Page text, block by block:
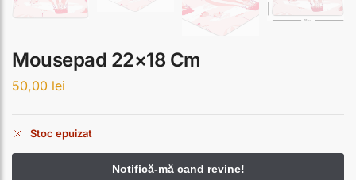
Mousepad 22×18 Cm
50,00 lei
Stoc epuizat